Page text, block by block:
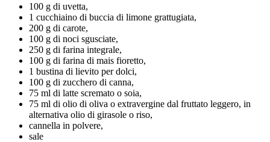
100 g di uvetta,
1 cucchiaino di buccia di limone grattugiata,
200 g di carote,
100 g di noci sgusciate,
250 g di farina integrale,
100 g di farina di mais fioretto,
1 bustina di lievito per dolci,
100 g di zucchero di canna,
75 ml di latte scremato o soia,
75 ml di olio di oliva o extravergine dal fruttato leggero, in
alternativa olio di girasole o riso,
cannella in polvere,
sale